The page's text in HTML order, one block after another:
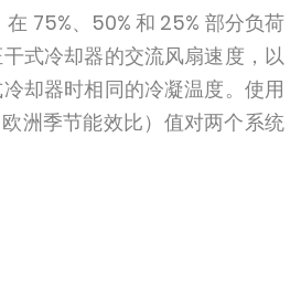
75%、50% 和 25% 部分负荷
式冷却器的交流风扇速度，以
却器时相同的冷凝温度。使用
欧洲季节能效比）值对两个系统